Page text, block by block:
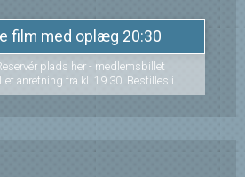
film med oplæg 20:30
plads her - medlemsbillet
anretning fra kl. 19.30. Bestilles i
00 77 senest onsdag kl. 20.00 før